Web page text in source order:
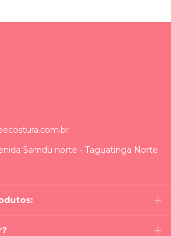
Samdu norte - Taguatinga Norte